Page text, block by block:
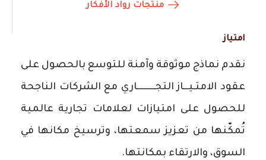
منتجات رواد الأفكار
امتياز
نقدم نماذج موثوقة وآمنة للتوسع بالحصول على
عقود الامتـيـــاز التجــــــــــاري مع الشركات الناجحة
للحصول على امتيازات لعلامات تجارية عالمية
تُمكّنها من تعزيز سمعتها، وترسيخ مكانها في
السوق، والارتقاء بمكانتها.